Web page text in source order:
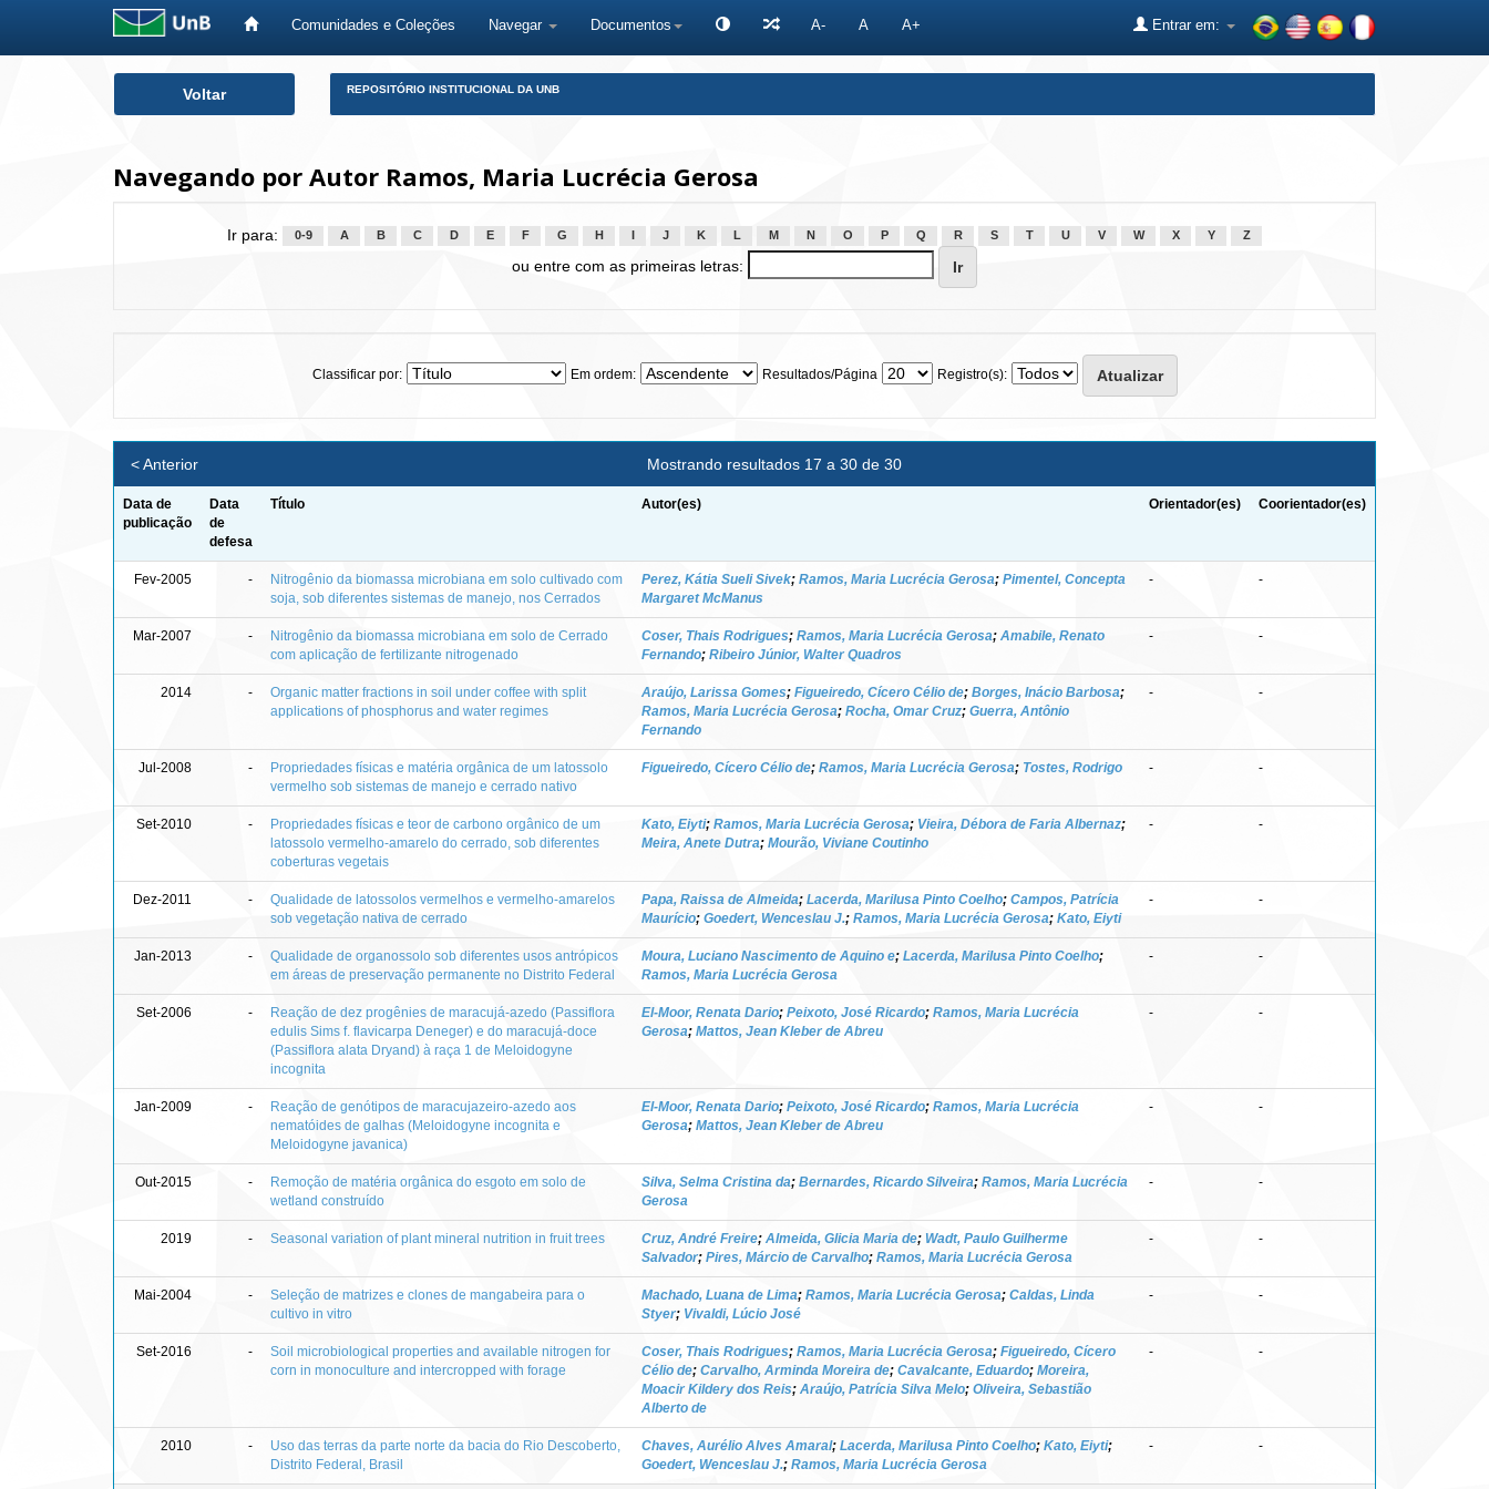
Comunidades e Coleções Navegar Documentos A- A A+ Entrar em:
Voltar REPOSITÓRIO INSTITUCIONAL DA UNB
Navegando por Autor Ramos, Maria Lucrécia Gerosa
Ir para: 0-9 A B C D E F G H J K L M N O P Q R S T U V W X Y Z
ou entre com as primeiras letras:
Classificar por: Em ordem: Resultados/Página Registro(s):
Mostrando resultados 17 a 30 de 30
< Anterior
Data de
publicação
Data
de
defesa
Título Autor(es) Orientador(es) Coorientador(es)
Fev-2005 -
Nitrogênio da biomassa microbiana em solo cultivado com
soja, sob diferentes sistemas de manejo, nos Cerrados
Perez, Kátia Sueli Sivek; Ramos, Maria Lucrécia Gerosa; Pimentel, Concepta
Margaret McManus
- -
Mar-2007 -
Nitrogênio da biomassa microbiana em solo de Cerrado
com aplicação de fertilizante nitrogenado
Coser, Thais Rodrigues; Ramos, Maria Lucrécia Gerosa; Amabile, Renato
Fernando; Ribeiro Júnior, Walter Quadros
- -
2014 -
Organic matter fractions in soil under coffee with split
applications of phosphorus and water regimes
Araújo, Larissa Gomes; Figueiredo, Cícero Célio de; Borges, Inácio Barbosa;
Ramos, Maria Lucrécia Gerosa; Rocha, Omar Cruz; Guerra, Antônio
Fernando
- -
Jul-2008 -
Propriedades físicas e matéria orgânica de um latossolo
vermelho sob sistemas de manejo e cerrado nativo
Figueiredo, Cícero Célio de; Ramos, Maria Lucrécia Gerosa; Tostes, Rodrigo - -
Set-2010 -
Propriedades físicas e teor de carbono orgânico de um
latossolo vermelho-amarelo do cerrado, sob diferentes
coberturas vegetais
Kato, Eiyti; Ramos, Maria Lucrécia Gerosa; Vieira, Débora de Faria Albernaz;
Meira, Anete Dutra; Mourão, Viviane Coutinho
- -
Dez-2011 -
Qualidade de latossolos vermelhos e vermelho-amarelos
sob vegetação nativa de cerrado
Papa, Raissa de Almeida; Lacerda, Marilusa Pinto Coelho; Campos, Patrícia
Maurício; Goedert, Wenceslau J.; Ramos, Maria Lucrécia Gerosa; Kato, Eiyti
- -
Jan-2013 -
Qualidade de organossolo sob diferentes usos antrópicos
em áreas de preservação permanente no Distrito Federal
Moura, Luciano Nascimento de Aquino e; Lacerda, Marilusa Pinto Coelho;
Ramos, Maria Lucrécia Gerosa
- -
Set-2006 -
Reação de dez progênies de maracujá-azedo (Passiflora
edulis Sims f. flavicarpa Deneger) e do maracujá-doce
(Passiflora alata Dryand) à raça 1 de Meloidogyne
incognita
El-Moor, Renata Dario; Peixoto, José Ricardo; Ramos, Maria Lucrécia
Gerosa; Mattos, Jean Kleber de Abreu
- -
Jan-2009 -
Reação de genótipos de maracujazeiro-azedo aos
nematóides de galhas (Meloidogyne incognita e
Meloidogyne javanica)
El-Moor, Renata Dario; Peixoto, José Ricardo; Ramos, Maria Lucrécia
Gerosa; Mattos, Jean Kleber de Abreu
- -
Out-2015 -
Remoção de matéria orgânica do esgoto em solo de
wetland construído
Silva, Selma Cristina da; Bernardes, Ricardo Silveira; Ramos, Maria Lucrécia
Gerosa
- -
2019 - Seasonal variation of plant mineral nutrition in fruit trees Cruz, André Freire; Almeida, Glicia Maria de; Wadt, Paulo Guilherme
Salvador; Pires, Márcio de Carvalho; Ramos, Maria Lucrécia Gerosa
- -
Mai-2004 -
Seleção de matrizes e clones de mangabeira para o
cultivo in vitro
Machado, Luana de Lima; Ramos, Maria Lucrécia Gerosa; Caldas, Linda
Styer; Vivaldi, Lúcio José
- -
Set-2016 -
Soil microbiological properties and available nitrogen for
corn in monoculture and intercropped with forage
Coser, Thais Rodrigues; Ramos, Maria Lucrécia Gerosa; Figueiredo, Cícero
Célio de; Carvalho, Arminda Moreira de; Cavalcante, Eduardo; Moreira,
Moacir Kildery dos Reis; Araújo, Patrícia Silva Melo; Oliveira, Sebastião
Alberto de
- -
2010 -
Uso das terras da parte norte da bacia do Rio Descoberto,
Distrito Federal, Brasil
Chaves, Aurélio Alves Amaral; Lacerda, Marilusa Pinto Coelho; Kato, Eiyti;
Goedert, Wenceslau J.; Ramos, Maria Lucrécia Gerosa
- -